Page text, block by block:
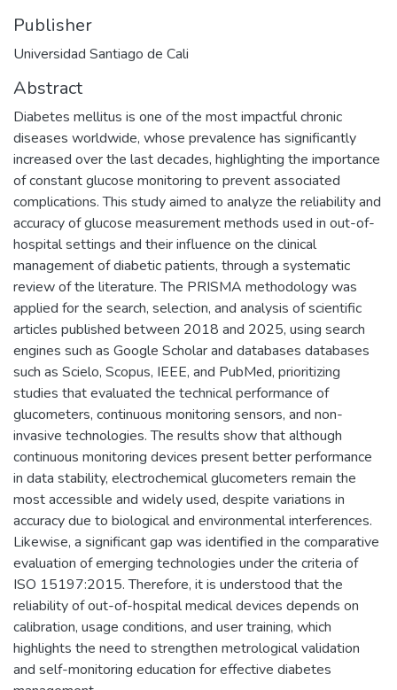
Publisher
Universidad Santiago de Cali
Abstract
Diabetes mellitus is one of the most impactful chronic
diseases worldwide, whose prevalence has significantly
increased over the last decades, highlighting the importance
of constant glucose monitoring to prevent associated
complications. This study aimed to analyze the reliability and
accuracy of glucose measurement methods used in out-of-
hospital settings and their influence on the clinical
management of diabetic patients, through a systematic
review of the literature. The PRISMA methodology was
applied for the search, selection, and analysis of scientific
articles published between 2018 and 2025, using search
engines such as Google Scholar and databases databases
such as Scielo, Scopus, IEEE, and PubMed, prioritizing
studies that evaluated the technical performance of
glucometers, continuous monitoring sensors, and non-
invasive technologies. The results show that although
continuous monitoring devices present better performance
in data stability, electrochemical glucometers remain the
most accessible and widely used, despite variations in
accuracy due to biological and environmental interferences.
Likewise, a significant gap was identified in the comparative
evaluation of emerging technologies under the criteria of
ISO 15197:2015. Therefore, it is understood that the
reliability of out-of-hospital medical devices depends on
calibration, usage conditions, and user training, which
highlights the need to strengthen metrological validation
and self-monitoring education for effective diabetes